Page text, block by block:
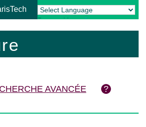
Powered by Translate
AVANCÉE